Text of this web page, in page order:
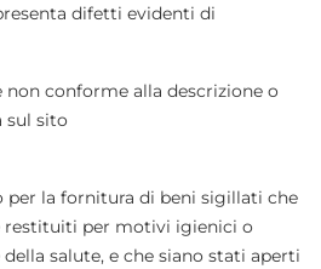
difetti evidenti di
conforme alla descrizione o
sul sito
per la fornitura di beni sigillati che
restituiti per motivi igienici o
salute, e che siano stati aperti